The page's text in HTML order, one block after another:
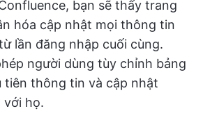
bạn sẽ thấy trang
hóa cập nhật mọi thông tin
lần đăng nhập cuối cùng.
người dùng tùy chỉnh bảng
tiên thông tin và cập nhật
với họ.